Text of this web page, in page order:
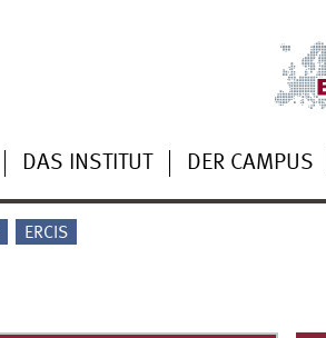
DAS INSTITUT DER CAMPUS
ERCIS